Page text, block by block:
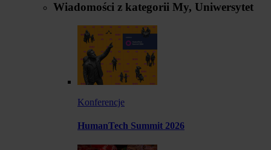
Wiadomości z kategorii My, Uniwersytet
Konferencje
HumanTech Summit 2026